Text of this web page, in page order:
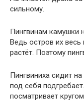
сильному.
Пингвинам камушки
Ведь остров их
растёт. Поэтому
Пингвиниха сидит
под себя
посматривает